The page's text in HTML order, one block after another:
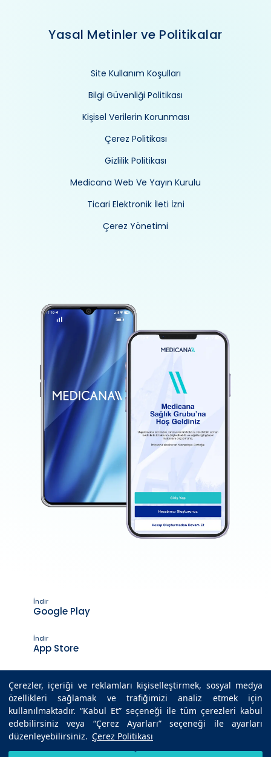
Çerezler, içeriği ve reklamları kişiselleştirmek, sosyal medya
özellikleri sağlamak ve trafiğimizi analiz etmek için
kullanılmaktadır. “Kabul Et” seçeneği ile tüm çerezleri kabul
edebilirsiniz veya “Çerez Ayarları” seçeneği ile ayarları
düzenleyebilirsiniz. Çerez Politikası
Yasal Metinler ve Politikalar
Site Kullanım Koşulları
Bilgi Güvenliği Politikası
Kişisel Verilerin Korunması
Çerez Politikası
Gizlilik Politikası
Medicana Web Ve Yayın Kurulu
Ticari Elektronik İleti İzni
Çerez Yönetimi
İndir
Google Play
İndir
App Store
Son Güncelleme Tarihi : 01.03.2022 12:20